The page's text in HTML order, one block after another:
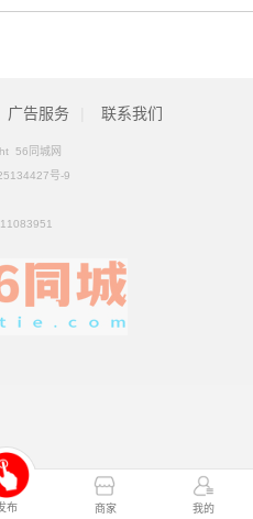
布 商家 我的
广告服务 联系我们
56同城网
号-9